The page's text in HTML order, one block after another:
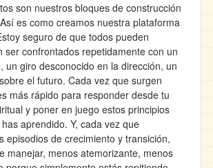
son nuestros bloques de construcción
es como creamos nuestra plataforma
seguro de que todos pueden
ser confrontados repetidamente con un
un giro desconocido en la dirección, un
el futuro. Cada vez que surgen
más rápido para responder desde tu
y poner en juego estos principios
aprendido. Y, cada vez que
episodios de crecimiento y transición,
manejar, menos atemorizante, menos